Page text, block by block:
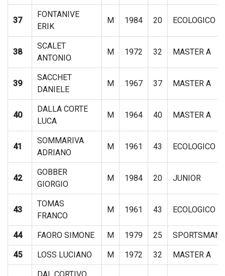
37
FONTANIVE
ERIK
M 1984 20 ECOLOGICO
38
SCALET
ANTONIO
M 1972 32 MASTER A
39
SACCHET
DANIELE
M 1967 37 MASTER A
40
DALLA CORTE
LUCA
M 1964 40 MASTER A
41
SOMMARIVA
ADRIANO
M 1961 43 ECOLOGICO
42
GOBBER
GIORGIO
M 1984 20 JUNIOR
43
TOMAS
FRANCO
M 1961 43 ECOLOGICO
44 FAORO SIMONE M 1979 25 SPORTSMAN
45 LOSS LUCIANO M 1972 32 MASTER A